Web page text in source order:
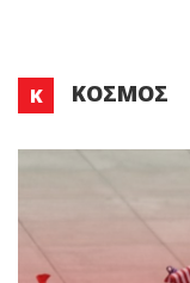
Κ ΚΌΣΜΟΣ